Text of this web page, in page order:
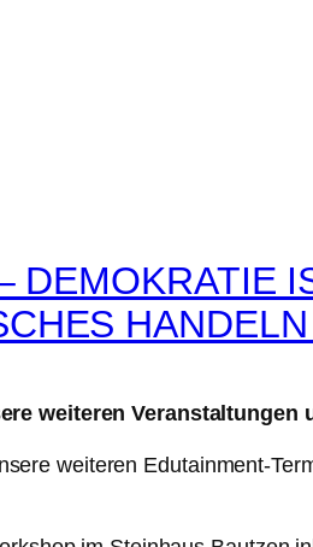
DEMOKRATIE
weiteren Veranstaltungen
weiteren Edutainment-